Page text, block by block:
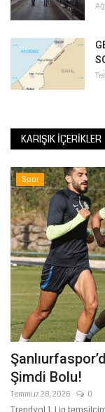
KARIŞIK İÇERIKLER
Spor
Şimdi Bolu!
Temmuz 28, 2026 0